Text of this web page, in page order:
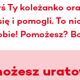
Ty koleżanko
i pomogli. To
Pomożesz?